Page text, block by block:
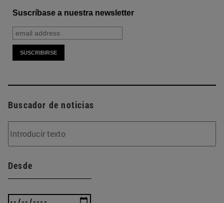
Suscríbase a nuestra newsletter
Buscador de noticias
Desde